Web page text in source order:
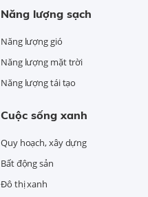
Năng lượng sạch
Năng lượng gió
Năng lượng mặt trời
Năng lượng tái tạo
Cuộc sống xanh
Quy hoạch, xây dựng
Bất động sản
Đô thị xanh